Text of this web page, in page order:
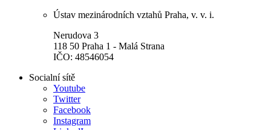
Ústav mezinárodních vztahů Praha, v. v. i.
Nerudova 3
118 50 Praha 1 - Malá Strana
IČO: 48546054
Socialní sítě
Youtube
Twitter
Facebook
Instagram